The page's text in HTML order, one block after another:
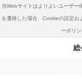
当Webサイトはよりよいユーザー
を遷移した場合、Cookieの設定お
ーポリ
総